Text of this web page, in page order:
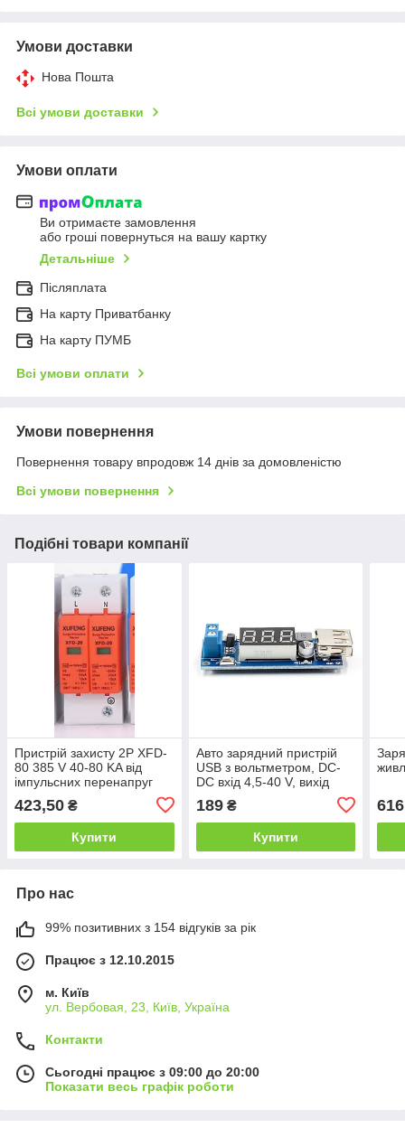
Умови доставки
Нова Пошта
Всі умови доставки
Умови оплати
Ви отримаєте замовлення
або гроші повернуться на вашу картку
Детальніше
Післяплата
На карту Приватбанку
На карту ПУМБ
Всі умови оплати
Умови повернення
Повернення товару впродовж 14 днів за домовленістю
Всі умови повернення
Подібні товари компанії
Пристрій захисту 2P XFD-
80 385 V 40-80 KA від
імпульсних перенапруг
423,50 ₴
Купити
Авто зарядний пристрій
USB з вольтметром, DC-
DC вхід 4,5-40 V, вихід
189₴
Купити
616
Про нас
99% позитивних з 154 відгуків за рік
Працює з 12.10.2015
м. Київ
ул. Вербовая, 23, Київ, Україна
Контакти
Сьогодні працює з 09:00 до 20:00
Показати весь графік роботи